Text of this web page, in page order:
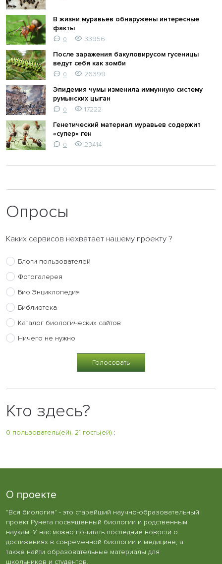
В жизни муравьев обнаружены интересные
факты
0
33956
После заражения бакуловирусом гусеницы
ведут себя как зомби
0
26399
Эпидемия чумы изменила иммунную систему
румынских цыган
0
17222
Генетический материал муравьев содержит
«супер» ген
0 23414
Опросы
Каких сервисов нехватает нашему проекту ?
Блоги пользователей
Фотогалерея
Био.Энциклопедия
Библиотека
Каталог биологических сайтов
Ничего не нужно
Кто здесь?
0 пользователь(ей), 21 гость(ей) :
О проекте
"Вся биология" - это старейший научно-образовательный
проект Рунета посвященный биологии и родственным
наукам. У нас можно почитать последние новости о
достижениях в современной биологии и медицине, а
также найти образовательные материалы для
школьников и студентов.